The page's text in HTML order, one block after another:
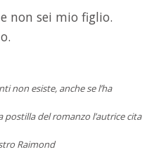
non sei mio figlio.
non esiste, anche se l’ha
postilla del romanzo l’autrice cita
Raimond